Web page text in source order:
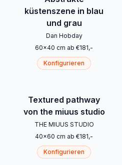
küstenszene in blau
und grau
Dan Hobday
60x40 cm ab €181,-
Konfigurieren
Textured pathway
von the miuus studio
THE MIUUS STUDIO
40x60 cm ab €181,-
Konfigurieren